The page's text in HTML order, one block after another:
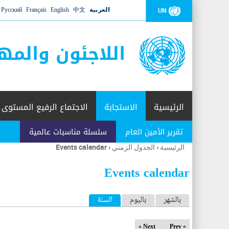
UN العربية 中文
English
Français
Русский
اللاجئون
الرئيسية الاستجابة
تقرير الأمين العام سلسلة مناسبات عالمية
الاجتماع الرفيع المستوى
أنت
هنا
الرئيسية › الجدول الزمني ›
Events calendar
Events calendar
ا
ل
بالشهر باليوم السنة (علامة التبويب النشطة)